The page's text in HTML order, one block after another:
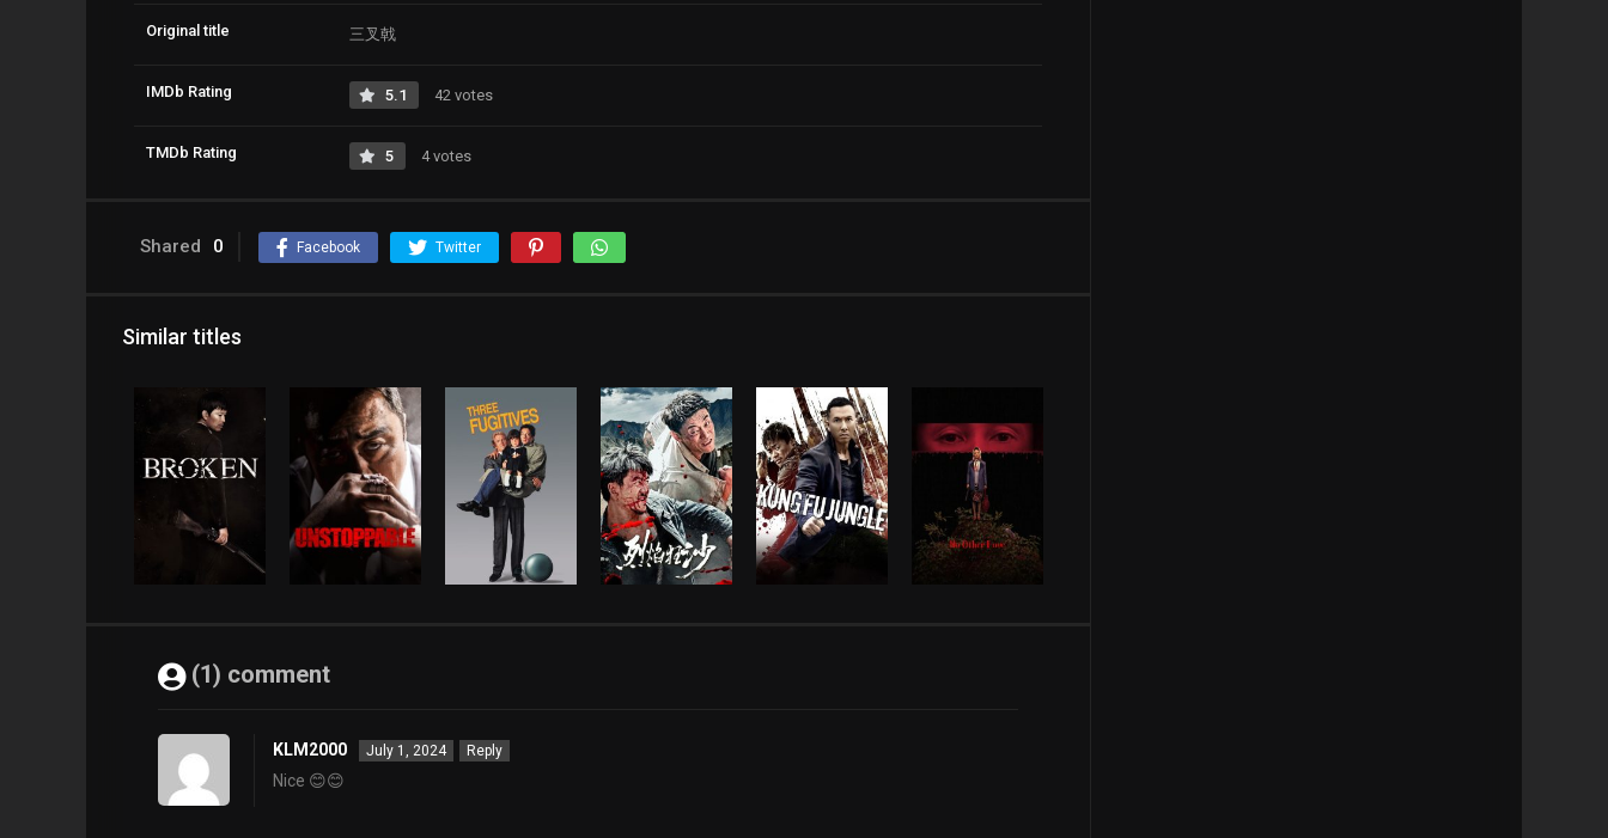
Original title 三叉戟
IMDb Rating 5.1 42 votes
TMDb Rating 5 4 votes
Shared 0 Facebook Twitter
Similar titles
(1) comment
KLM2000 July 1, 2024 Reply
Nice 😊😊